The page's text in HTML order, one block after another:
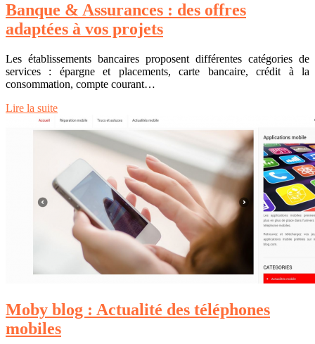
Banque & Assurances : des offres
adaptées à vos projets
Les établissements bancaires proposent différentes catégories de
services : épargne et placements, carte bancaire, crédit à la
consommation, compte courant…
Lire la suite
Moby blog : Actualité des téléphones
mobiles